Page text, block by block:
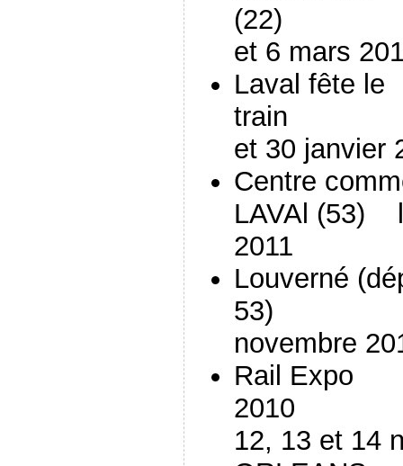
et 6 mars
Laval fête le
et 30 janvier
Centre
LAVAl (53)
2011
Louverné
53)
novembre
Rail Expo
12, 13 et 14